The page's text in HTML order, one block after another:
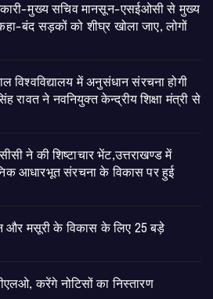
मुख्य सचिव मानसून-एसईओसी से मुख्य
बंद सड़कों को शीघ्र खोला जाए, लोगों
विश्वविद्यालय में अनुसंधान संरचना होगी
रावत ने नवनियुक्त केन्द्रीय शिक्षा मंत्री से
ने की शिष्टाचार भेंट,उत्तराखण्ड में
आधारभूत संरचना के विकास पर हुई
और मसूरी के विकास के लिए 25 बड़े
करेंगे नोटिसों का निस्तारण